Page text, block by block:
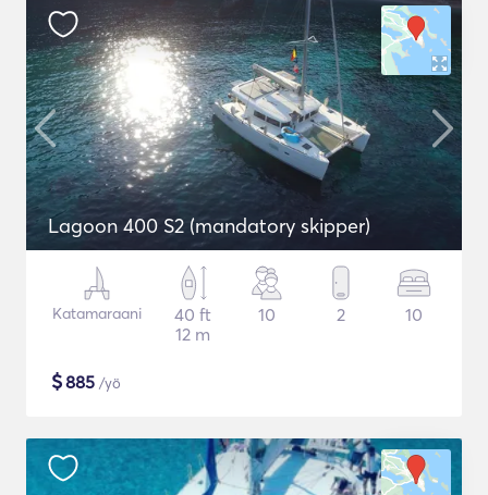
Lagoon 400 S2 (mandatory skipper)
Katamaraani
40 ft
12 m
10 2 10
$885 /yö